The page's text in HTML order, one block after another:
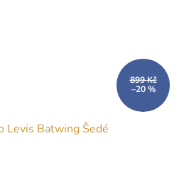
899 Kč
–20 %
Levis Batwing Šedé